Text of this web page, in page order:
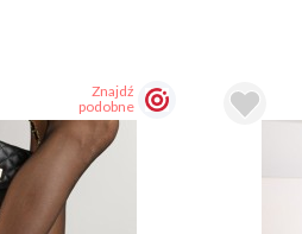
Znajdź
podobne